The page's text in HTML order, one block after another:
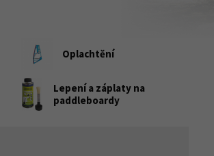
Oplachtění
Lepení a záplaty na
paddleboardy